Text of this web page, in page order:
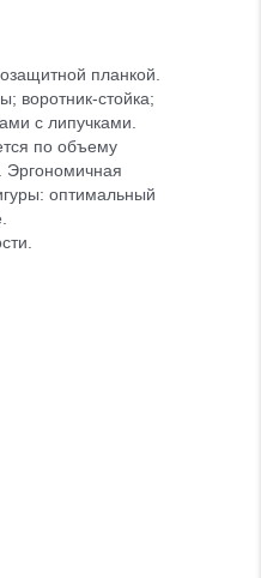
планкой.
воротник-стойка;
с липучками.
по объему
Эргономичная
оптимальный